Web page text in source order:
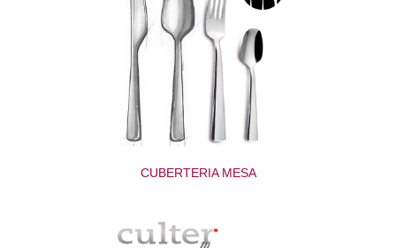
CUBERTERIA MESA